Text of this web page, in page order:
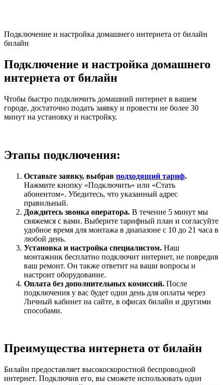
Подключение и настройка домашнего интернета от билайн
билайн
Подключение и настройка домашнего
интернета от билайн
Чтобы быстро подключить домашний интернет в вашем
городе, достаточно подать заявку и провести не более 30
минут на установку и настройку.
Этапы подключения:
Оставьте заявку, выбрав подходящий тариф.
Нажмите кнопку «Подключить» или «Стать
абонентом». Убедитесь, что указанный адрес
правильный.
Дождитесь звонка оператора. В течение 5 минут мы
свяжемся с вами. Выберите тарифный план и согласуйте
удобное время для монтажа в диапазоне с 10 до 21 часа в
любой день.
Установка и настройка специалистом. Наш
монтажник бесплатно подключит интернет, не повредив
ваш ремонт. Он также ответит на ваши вопросы и
настроит оборудование.
Оплата без дополнительных комиссий. После
подключения у вас будет один день для оплаты через
Личный кабинет на сайте, в офисах билайн и другими
способами.
Преимущества интернета от билайн
Билайн предоставляет высокоскоростной беспроводной
интернет. Подключив его, вы сможете использовать один